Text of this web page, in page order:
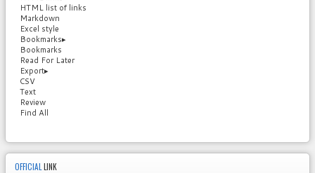
HTML list of links
Markdown
Excel style
Bookmarks▸
Bookmarks
Read For Later
Export▸
CSV
Text
Review
Find All
OFFICIAL LINK